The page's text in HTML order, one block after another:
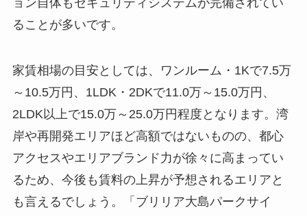
ることが多いです。
家賃相場の目安としては、ワンルーム・1Kで7.5万
～10.5万円、1LDK・2DKで11.0万～15.0万円、
2LDK以上で15.0万～25.0万円程度となります。湾
岸や再開発エリアほど高額ではないものの、都心
アクセスやエリアブランド力が徐々に高まってい
るため、今後も賃料の上昇が予想されるエリアと
も言えるでしょう。「ブリリア大島パークサイ